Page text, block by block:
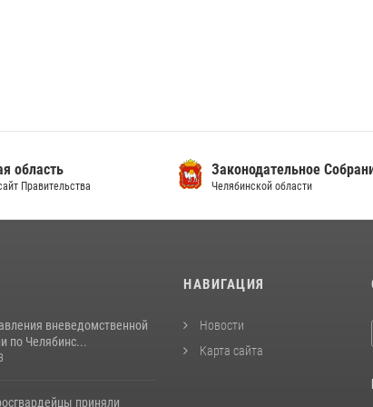
область
Правительства
Законодательное
Челябинской области
вневедомственной
по Челябинс...
приняли
НАВИГАЦИЯ
Новости
Карта сайта